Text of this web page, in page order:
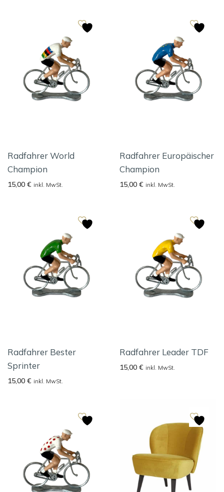
Radfahrer World
Champion
15,00 € inkl. MwSt.
Radfahrer Europäischer
Champion
15,00 € inkl. MwSt.
Radfahrer Bester
Sprinter
15,00 € inkl. MwSt.
Radfahrer Leader TDF
15,00 € inkl. MwSt.